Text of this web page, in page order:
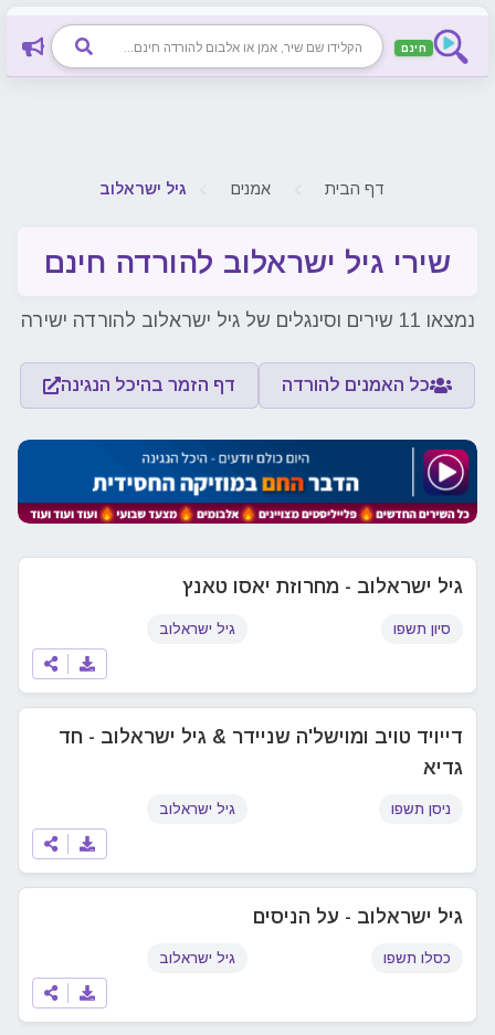
חינם
חיפוש שיר, אמן או אלבום להורדה חינם
דף הבית אמנים גיל ישראלוב
שירי גיל ישראלוב להורדה חינם
נמצאו 11 שירים וסינגלים של גיל ישראלוב להורדה ישירה
כל האמנים להורדה דף הזמר בהיכל הנגינה
גיל ישראלוב - מחרוזת יאסו טאנץ
סיון תשפו גיל ישראלוב
דייויד טויב ומוישל'ה שניידר & גיל ישראלוב - חד
גדיא
ניסן תשפו גיל ישראלוב
גיל ישראלוב - על הניסים
כסלו תשפו גיל ישראלוב